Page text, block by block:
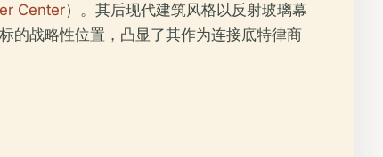
Center）。其后现代建筑风格以反射玻璃幕
的战略性位置，凸显了其作为连接底特律商